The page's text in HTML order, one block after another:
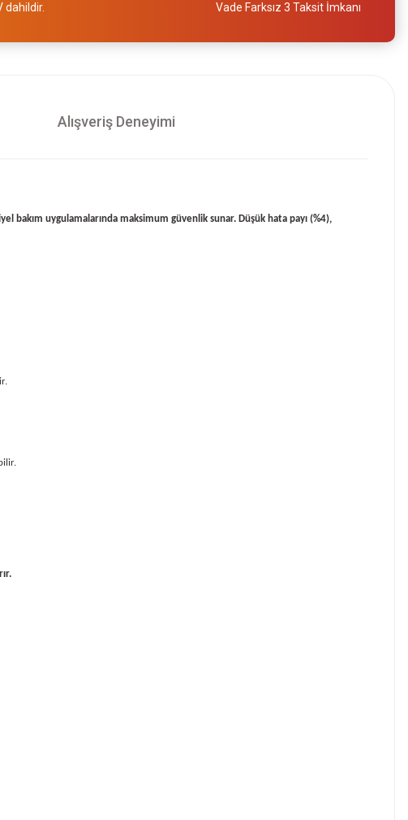
dahildir. Vade Farksız 3 Taksit İmkanı
Alışveriş Deneyimi
bakım uygulamalarında maksimum güvenlik sunar. Düşük hata payı (%4),